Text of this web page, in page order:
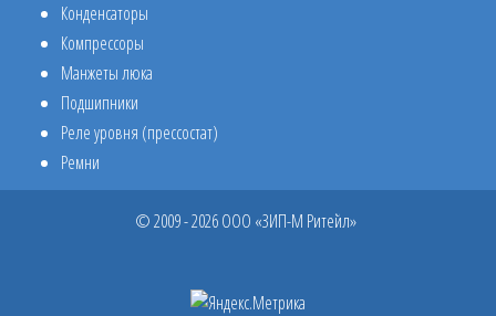
Конденсаторы
Компрессоры
Манжеты люка
Подшипники
Реле уровня (прессостат)
Ремни
© 2009 - 2026 ООО «ЗИП-М Ритейл»